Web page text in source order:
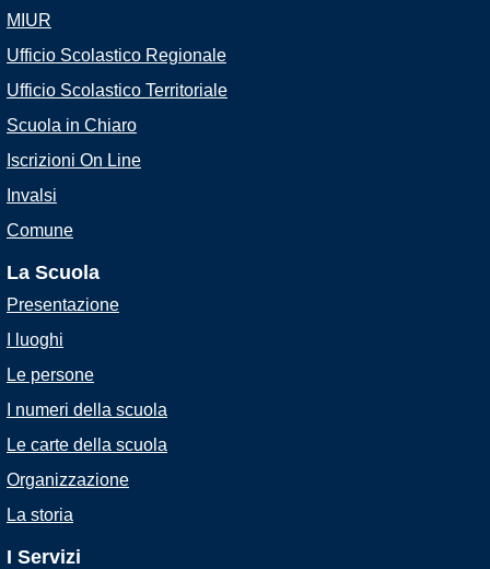
MIUR
Ufficio Scolastico Regionale
Ufficio Scolastico Territoriale
Scuola in Chiaro
Iscrizioni On Line
Invalsi
Comune
La Scuola
Presentazione
I luoghi
Le persone
I numeri della scuola
Le carte della scuola
Organizzazione
La storia
I Servizi